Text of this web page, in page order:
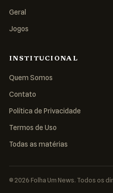
Geral
Jogos
INSTITUCIONAL
Quem Somos
Contato
Política de Privacidade
Termos de Uso
Todas as matérias
© 2026 Folha Um News. Todos os